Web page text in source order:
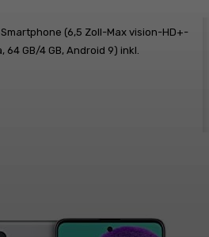
(6,5 Zoll-Max vision-HD+-
GB/4 GB, Android 9) inkl.